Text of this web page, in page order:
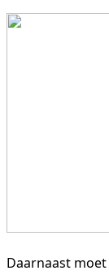
Daarnaast moet